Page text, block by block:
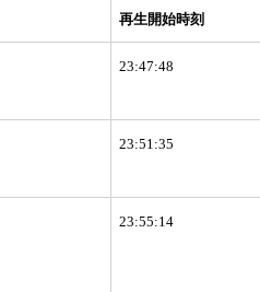
再生開始時刻
23:47:48
23:51:35
23:55:14